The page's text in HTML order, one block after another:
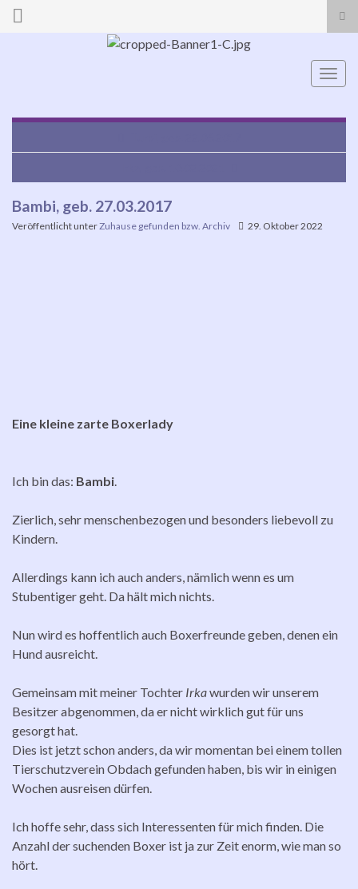
Search for:
Bambi, geb. 27.03.2017
Veröffentlicht unterZuhause gefunden bzw. Archiv 29. Oktober 2022
Eine kleine zarte Boxerlady
Ich bin das: Bambi.
Zierlich, sehr menschenbezogen und besonders liebevoll zu
Kindern.
Allerdings kann ich auch anders, nämlich wenn es um
Stubentiger geht. Da hält mich nichts.
Nun wird es hoffentlich auch Boxerfreunde geben, denen ein
Hund ausreicht.
Gemeinsam mit meiner Tochter Irkawurden wir unserem
Besitzer abgenommen, da er nicht wirklich gut für uns
gesorgt hat.
Dies ist jetzt schon anders, da wir momentan bei einem tollen
Tierschutzverein Obdach gefunden haben, bis wir in einigen
Wochen ausreisen dürfen.
Ich hoffe sehr, dass sich Interessenten für mich finden. Die
Anzahl der suchenden Boxer ist ja zur Zeit enorm, wie man so
hört.